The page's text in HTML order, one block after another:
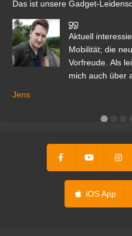
Das ist unsere Gadget-
Aktuell
Mobilität; die
Vorfreude. Als
mich auch über
Jens
iOS App